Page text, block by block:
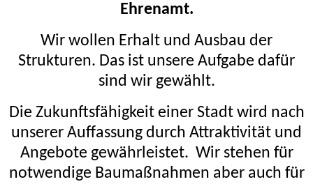
Ehrenamt.
Wir wollen Erhalt und Ausbau der
Strukturen. Das ist unsere Aufgabe dafür
sind wir gewählt.
Die Zukunftsfähigkeit einer Stadt wird nach
unserer Auffassung durch Attraktivität und
Angebote gewährleistet. Wir stehen für
notwendige Baumaßnahmen aber auch für